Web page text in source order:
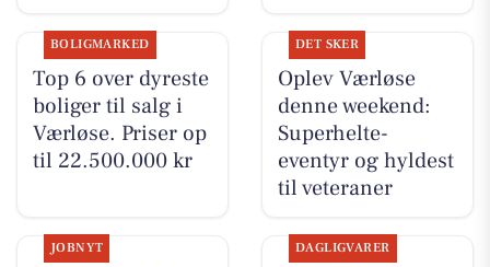
BOLIGMARKED
Top 6 over dyreste
boliger til salg i
Værløse. Priser op
til 22.500.000 kr
DET SKER
Oplev Værløse
denne weekend:
Superhelte-
eventyr og hyldest
til veteraner
JOBNYT DAGLIGVARER